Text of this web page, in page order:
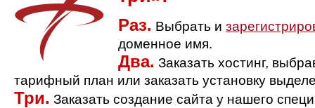
Раз. Выбрать и
доменное имя.
Два. Заказать хостинг,
тарифный план или заказать установку
Три. Заказать создание сайта у нашего